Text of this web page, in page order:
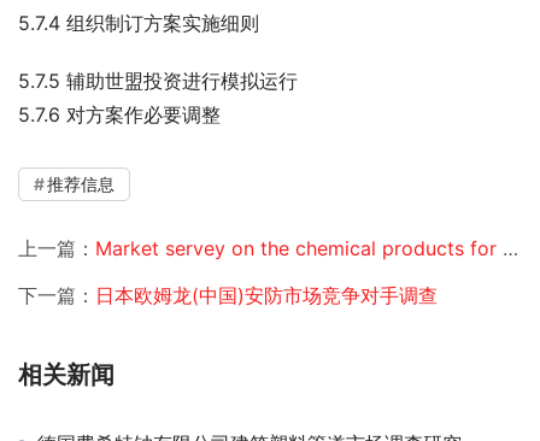
5.7.4 组织制订方案实施细则
5.7.5 辅助世盟投资进行模拟运行
5.7.6 对方案作必要调整
推荐信息
上一篇： Market servey on the chemical products for Italian pharmaceutical Co
下一篇： 日本欧姆龙(中国)安防市场竞争对手调查
相关新闻